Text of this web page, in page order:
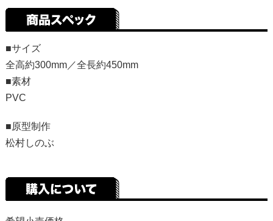
■サイズ
全高約300mm／全長約450mm
■素材
PVC
■原型制作
松村しのぶ